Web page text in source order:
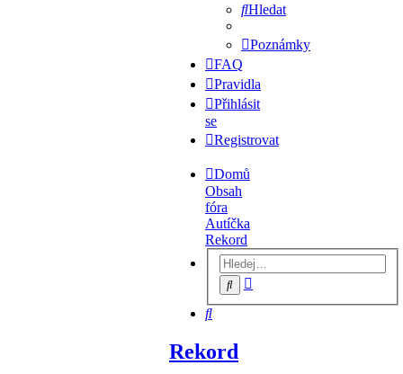
Hledat
Poznámky
FAQ
Pravidla
Přihlásit
se
Registrovat
Domů
Obsah
fóra
Autíčka
Rekord
Hledat
Hledat
Rekord